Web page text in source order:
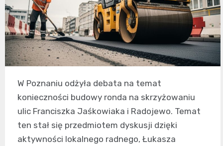
W Poznaniu odżyła debata na temat
konieczności budowy ronda na skrzyżowaniu
ulic Franciszka Jaśkowiaka i Radojewo. Temat
ten stał się przedmiotem dyskusji dzięki
aktywności lokalnego radnego, Łukasza